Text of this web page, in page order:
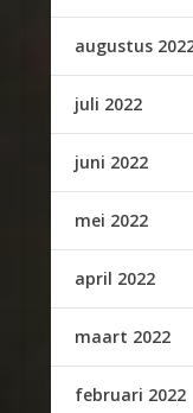
augustus
juli 2022
juni 2022
mei 2022
april 2022
maart 2022
februari 2022